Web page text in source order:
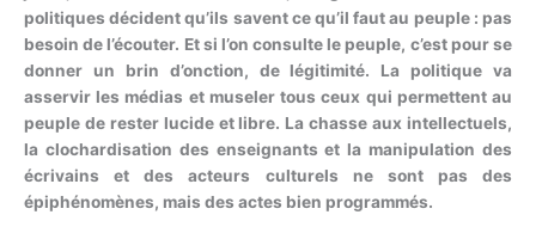
politiques décident qu’ils savent ce qu’il faut au peuple : pas
besoin de l’écouter. Et si l’on consulte le peuple, c’est pour se
donner un brin d’onction, de légitimité. La politique va
asservir les médias et museler tous ceux qui permettent au
peuple de rester lucide et libre. La chasse aux intellectuels,
la clochardisation des enseignants et la manipulation des
écrivains et des acteurs culturels ne sont pas des
épiphénomènes, mais des actes bien programmés.